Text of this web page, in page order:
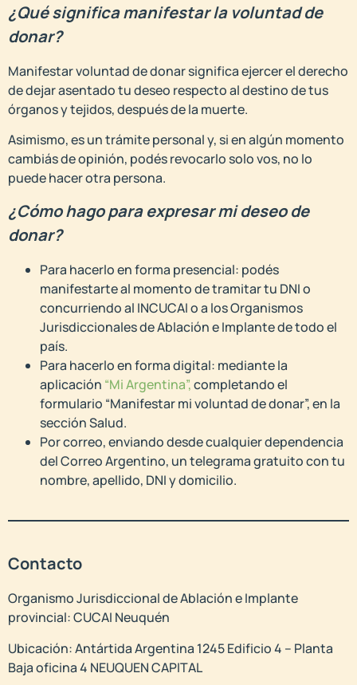
¿Qué significa manifestar la voluntad de
donar?
Manifestar voluntad de donar significa ejercer el derecho
de dejar asentado tu deseo respecto al destino de tus
órganos y tejidos, después de la muerte.
Asimismo, es un trámite personal y, si en algún momento
cambiás de opinión, podés revocarlo solo vos, no lo
puede hacer otra persona.
¿Cómo hago para expresar mi deseo de
donar?
Para hacerlo en forma presencial: podés
manifestarte al momento de tramitar tu DNI o
concurriendo al INCUCAI o a los Organismos
Jurisdiccionales de Ablación e Implante de todo el
país.
Para hacerlo en forma digital: mediante la
aplicación “Mi Argentina”,completando el
formulario “Manifestar mi voluntad de donar”, en la
sección Salud.
Por correo, enviando desde cualquier dependencia
del Correo Argentino, un telegrama gratuito con tu
nombre, apellido, DNI y domicilio.
Contacto
Organismo Jurisdiccional de Ablación e Implante
provincial: CUCAI Neuquén
Ubicación: Antártida Argentina 1245 Edificio 4 – Planta
Baja oficina 4 NEUQUEN CAPITAL